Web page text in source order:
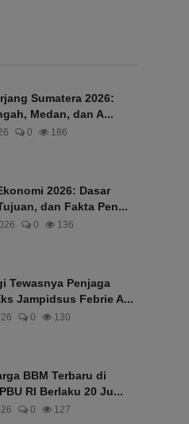
Sumatera 2026:
Medan, dan A...
0 186
2026: Dasar
dan Fakta Pen...
0 136
Tewasnya Penjaga
Jampidsus Febrie A...
0 130
BBM Terbaru di
RI Berlaku 20 Ju...
0 127